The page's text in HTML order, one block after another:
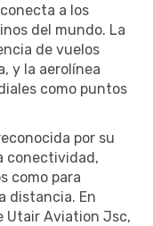
a los
del mundo. La
de vuelos
y la aerolínea
como puntos
por su
conectividad,
como para
distancia. En
Utair Aviation Jsc,